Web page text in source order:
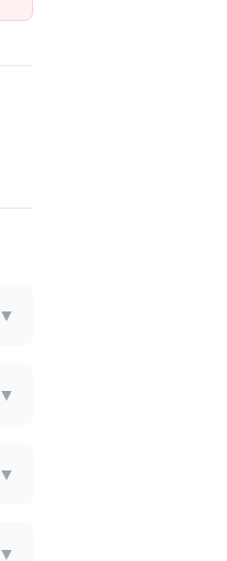
▼
▼
▼
▼